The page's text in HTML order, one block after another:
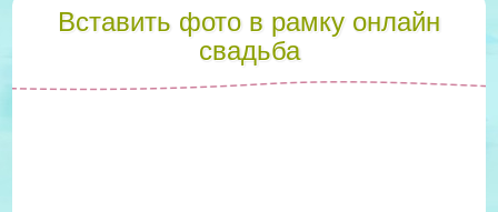
Вставить фото в рамку онлайн
свадьба